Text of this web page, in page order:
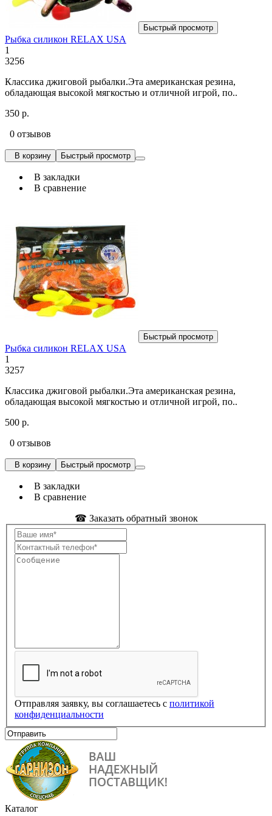
Быстрый просмотр
Рыбка силикон RELAX USA
1
3256
Классика джиговой рыбалки.Эта американская резина,
обладающая высокой мягкостью и отличной игрой, по..
350 р.
0 отзывов
В корзину Быстрый просмотр
В закладки
В сравнение
Быстрый просмотр
Рыбка силикон RELAX USA
1
3257
Классика джиговой рыбалки.Эта американская резина,
обладающая высокой мягкостью и отличной игрой, по..
500 р.
0 отзывов
В корзину Быстрый просмотр
В закладки
В сравнение
☎ Заказать обратный звонок
Отправляя заявку, вы соглашаетесь с политикой
конфиденциальности
Каталог